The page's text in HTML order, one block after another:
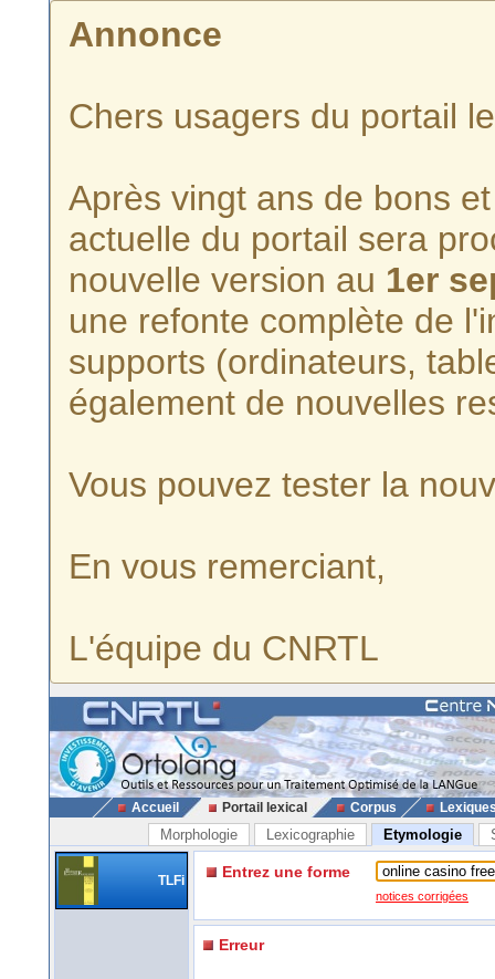
Annonce
Chers usagers du portail
Après vingt ans de bons
actuelle du portail sera
nouvelle version au 1er
une refonte complète de
supports (ordinateurs,
également de nouvelles
Vous pouvez tester la
En vous remerciant,
L'équipe du CNRTL
Accueil Portail lexical Corpus
Morphologie Lexicographie Etymologie
TLFi Entrez une forme
notices corrigées
Erreur